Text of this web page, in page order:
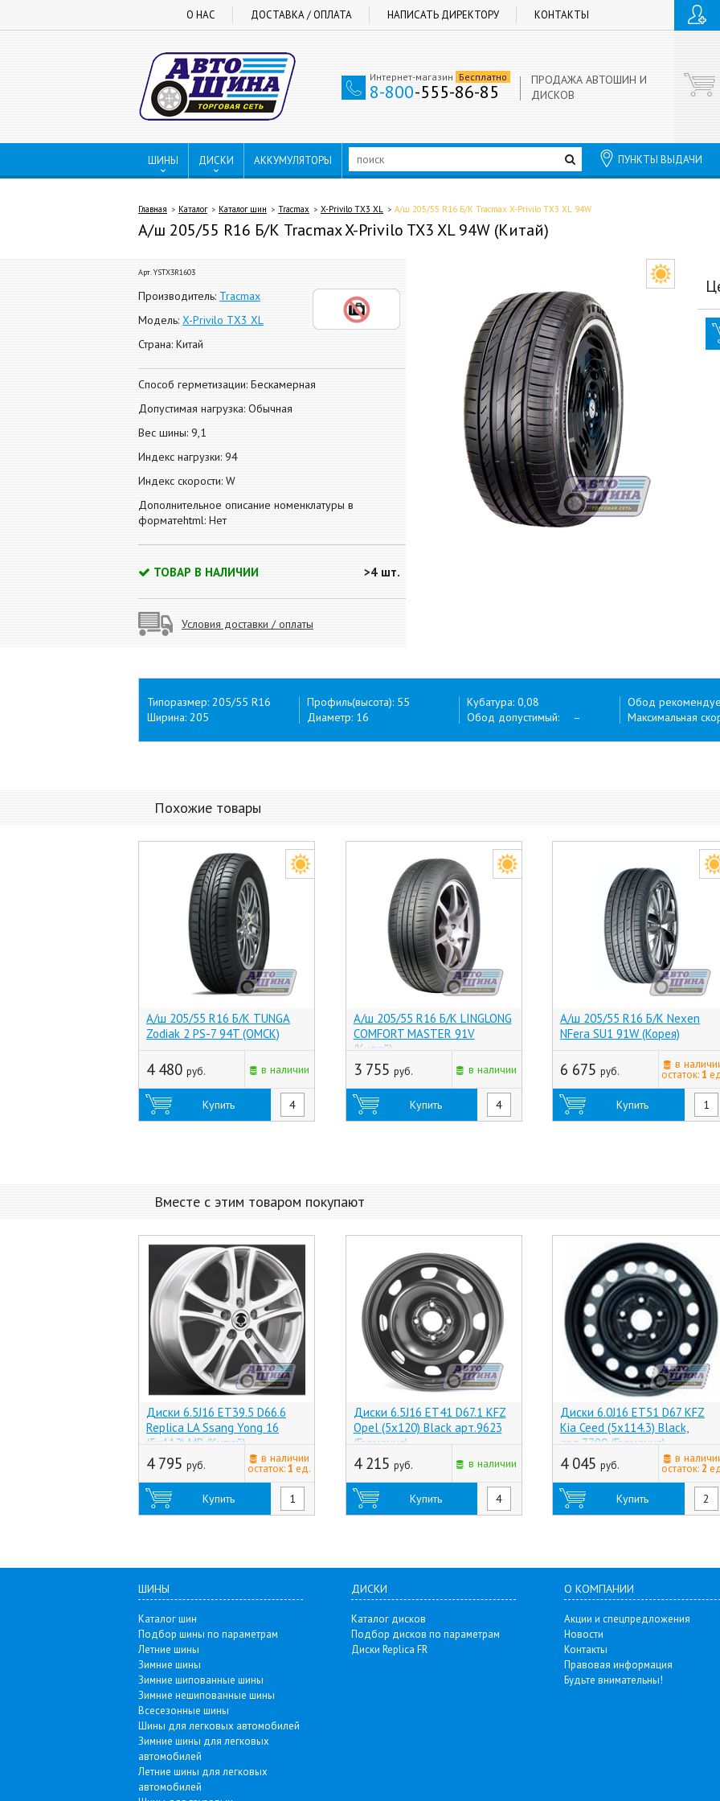
О НАС ДОСТАВКА / ОПЛАТА НАПИСАТЬ ДИРЕКТОРУ КОНТАКТЫ
Интернет-магазин Бесплатно
8-800-555-86-85
ПРОДАЖА АВТОШИН И
ДИСКОВ
ШИНЫ ДИСКИ АККУМУЛЯТОРЫ ПУНКТЫ ВЫДАЧИ
Главная Каталог Каталог шин Tracmax X-Privilo TX3 XL А/ш 205/55 R16 Б/К Tracmax X-Privilo TX3 XL 94W
А/ш 205/55 R16 Б/К Tracmax X-Privilo TX3 XL 94W (Китай)
Арт. YSTX3R1603
Производитель: Tracmax
Модель: X-Privilo TX3 XL
Страна: Китай
Способ герметизации: Бескамерная
Допустимая нагрузка: Обычная
Вес шины: 9,1
Индекс нагрузки: 94
Индекс скорости: W
Дополнительное описание номенклатуры в
форматеhtml: Нет
ТОВАР В НАЛИЧИИ >4 шт.
Условия доставки / оплаты
Типоразмер: 205/55 R16
Ширина: 205
Профиль(высота): 55
Диаметр: 16
Кубатура: 0,08
Обод допустимый: –
Обод
Максимальная
Похожие товары
А/ш 205/55 R16 Б/К TUNGA
Zodiak 2 PS-7 94T (ОМСК)
4 480 руб. в наличии
Купить
А/ш 205/55 R16 Б/К LINGLONG
COMFORT MASTER 91V
(Китай)
3 755 руб. в наличии
Купить
А/ш 205/55 R16 Б/К Nexen
NFera SU1 91W (Корея)
6 675 руб.
в
остаток:1
Купить
Вместе с этим товаром покупают
Диски 6.5J16 ET39.5 D66.6
Replica LA Ssang Yong 16
(5x112) MB (Китай)
4 795 руб.
в наличии
остаток:1 ед.
Купить
Диски 6.5J16 ET41 D67.1 KFZ
Opel (5x120) Black арт.9623
(Германия)
4 215 руб. в наличии
Купить
Диски 6.0J16 ET51 D67 KFZ
Kia Ceed (5x114.3) Black,
арт.7790 (Германия)
4 045 руб.
в
остаток: 2
Купить
ШИНЫ
Каталог шин
Подбор шины по параметрам
Летние шины
Зимние шины
Зимние шипованные шины
Зимние нешипованные шины
Всесезонные шины
Шины для легковых автомобилей
Зимние шины для легковых
автомобилей
Летние шины для легковых
автомобилей
ДИСКИ
Каталог дисков
Подбор дисков по параметрам
Диски Replica FR
О КОМПАНИИ
Акции и спецпредложения
Новости
Контакты
Правовая информация
Будьте внимательны!